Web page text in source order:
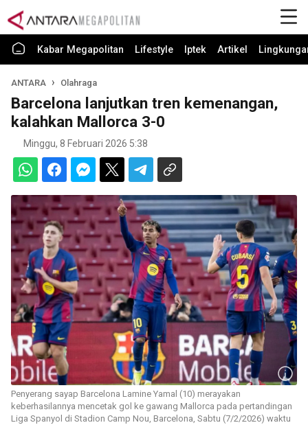
Kabar Megapolitan Lifestyle Iptek Artikel
ANTARA Olahraga
Barcelona lanjutkan tren kemenangan,
kalahkan Mallorca 3-0
Minggu, 8 Februari 2026 5:38
Penyerang sayap Barcelona Lamine Yamal (10) merayakan
keberhasilannya mencetak gol ke gawang Mallorca pada pertandingan
Liga Spanyol di Stadion Camp Nou, Barcelona, Sabtu (7/2/2026) waktu